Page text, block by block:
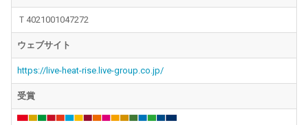
Ｔ4021001047272
ウェブサイト
https://live-heat-rise.live-group.co.jp/
受賞